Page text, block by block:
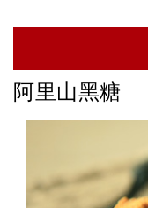
阿里山黑糖
轎篙筍-石篙筍
阿里山黑糖